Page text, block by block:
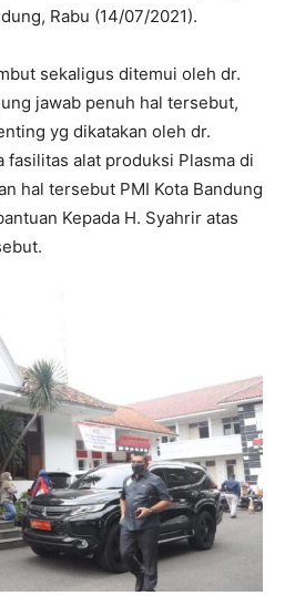
Rabu (14/07/2021).
sekaligus ditemui oleh dr.
jawab penuh hal tersebut,
yg dikatakan oleh dr.
fasilitas alat produksi Plasma di
hal tersebut PMI Kota Bandung
Kepada H. Syahrir atas